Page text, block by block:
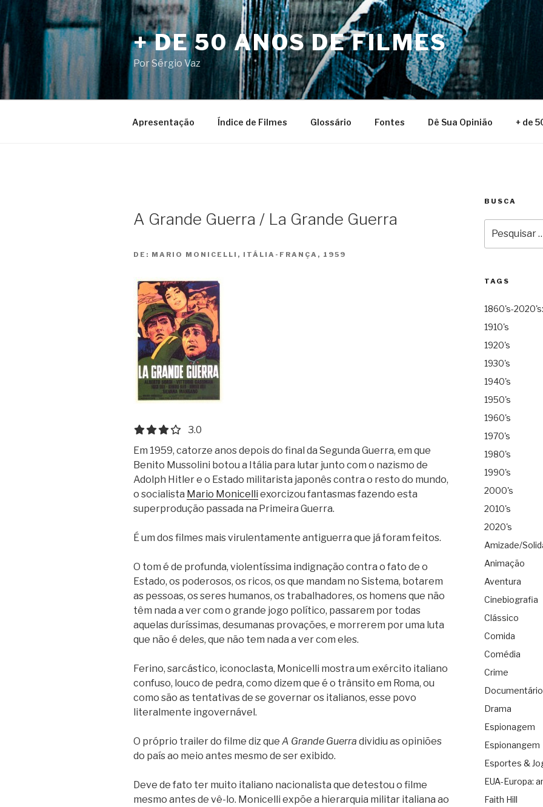
para
o
conteúdo
+ DE 50 ANOS DE FILMES
Por Sérgio Vaz
Apresentação Índice de Filmes Glossário Fontes Dê Sua Opinião + de
A Grande Guerra / La Grande Guerra
DE: MARIO MONICELLI, ITÁLIA-FRANÇA, 1959
3.0 out of 5.0 stars
3.0
Em 1959, catorze anos depois do final da Segunda Guerra, em que
Benito Mussolini botou a Itália para lutar junto com o nazismo de
Adolph Hitler e o Estado militarista japonês contra o resto do mundo,
o socialista Mario Monicelli exorcizou fantasmas fazendo esta
superprodução passada na Primeira Guerra.
É um dos filmes mais virulentamente antiguerra que já foram feitos.
O tom é de profunda, violentíssima indignação contra o fato de o
Estado, os poderosos, os ricos, os que mandam no Sistema, botarem
as pessoas, os seres humanos, os trabalhadores, os homens que não
têm nada a ver com o grande jogo político, passarem por todas
aquelas duríssimas, desumanas provações, e morrerem por uma luta
que não é deles, que não tem nada a ver com eles.
Ferino, sarcástico, iconoclasta, Monicelli mostra um exército italiano
confuso, louco de pedra, como dizem que é o trânsito em Roma, ou
como são as tentativas de se governar os italianos, esse povo
literalmente ingovernável.
O próprio trailer do filme diz que A Grande Guerra dividiu as opiniões
do país ao meio antes mesmo de ser exibido.
Deve de fato ter muito italiano nacionalista que detestou o filme
mesmo antes de vê-lo. Monicelli expõe a hierarquia militar italiana ao
BUSCA
por:
TAGS
1860's-
1910's
1920's
1930's
1940's
1950's
1960's
1970's
1980's
1990's
2000's
2010's
2020's
Amizade/
Animação
Aventura
Cinebiografia
Clássico
Comida
Comédia
Crime
Documentário
Drama
Espionagem
Espionangem
Esportes &
EUA-Europa:
Faith Hill